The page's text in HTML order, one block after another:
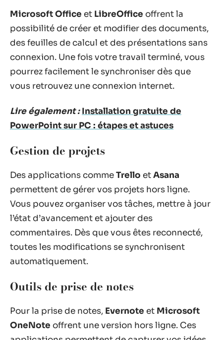
Microsoft Office et LibreOffice offrent la
possibilité de créer et modifier des documents,
des feuilles de calcul et des présentations sans
connexion. Une fois votre travail terminé, vous
pourrez facilement le synchroniser dès que
vous retrouvez une connexion internet.
Lire également : Installation gratuite de
PowerPoint sur PC : étapes et astuces
Gestion de projets
Des applications commeTrello etAsana
permettent de gérer vos projets hors ligne.
Vous pouvez organiser vos tâches, mettre à jour
l’état d’avancement et ajouter des
commentaires. Dès que vous êtes reconnecté,
toutes les modifications se synchronisent
automatiquement.
Outils de prise de notes
Pour la prise de notes, Evernote et Microsoft
OneNote offrent une version hors ligne. Ces